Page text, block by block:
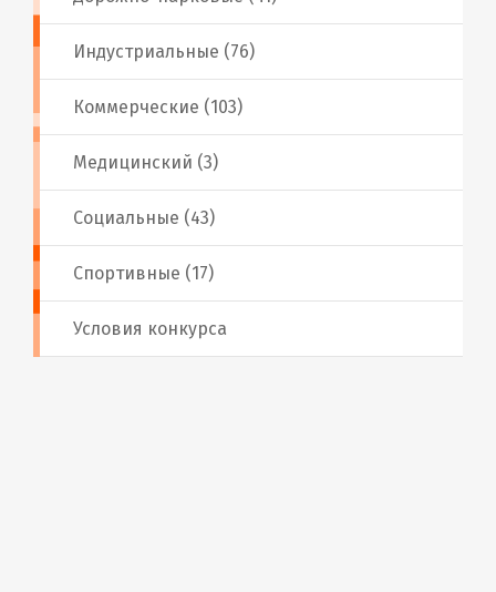
Индустриальные (76)
Коммерческие (103)
Медицинский (3)
Социальные (43)
Спортивные (17)
Условия конкурса